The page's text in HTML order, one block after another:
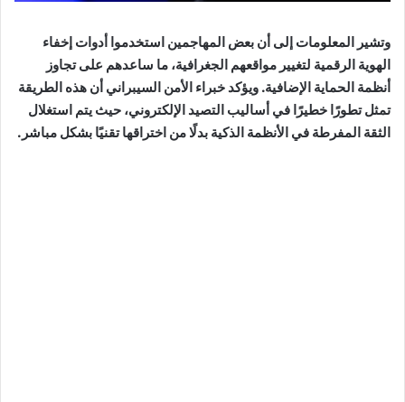
وتشير المعلومات إلى أن بعض المهاجمين استخدموا أدوات إخفاء
الهوية الرقمية لتغيير مواقعهم الجغرافية، ما ساعدهم على تجاوز
أنظمة الحماية الإضافية. ويؤكد خبراء الأمن السيبراني أن هذه الطريقة
تمثل تطورًا خطيرًا في أساليب التصيد الإلكتروني، حيث يتم استغلال
الثقة المفرطة في الأنظمة الذكية بدلًا من اختراقها تقنيًا بشكل مباشر.